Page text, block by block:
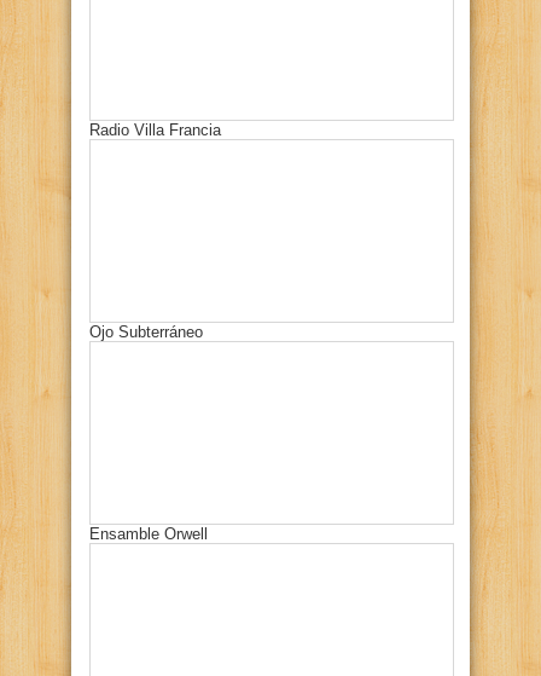
Radio Villa Francia
Ojo Subterráneo
Ensamble Orwell